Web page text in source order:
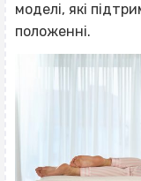
моделі, які
положенні.